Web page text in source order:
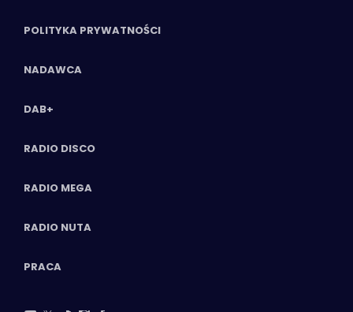
POLITYKA PRYWATNOŚCI
NADAWCA
DAB+
RADIO DISCO
RADIO MEGA
RADIO NUTA
PRACA